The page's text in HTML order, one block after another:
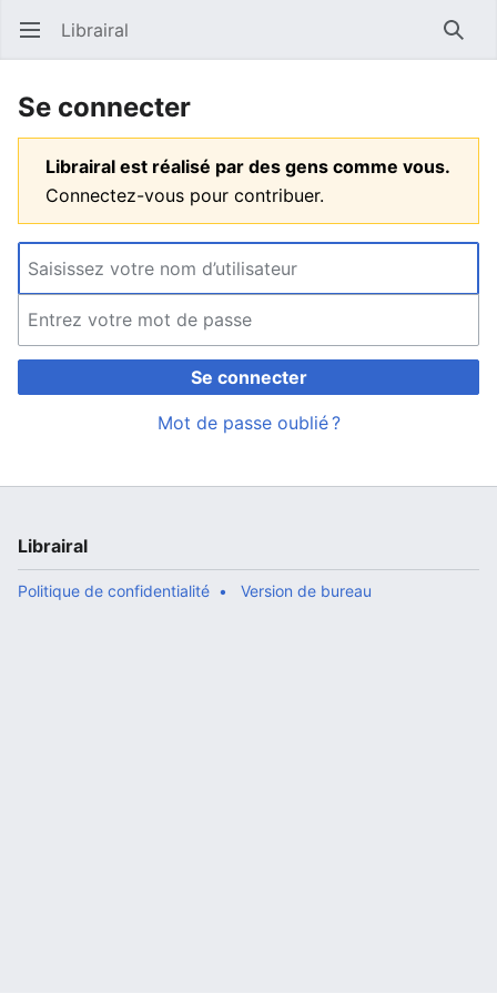
Ouvrir le menu principal Librairal
Se connecter
Librairal est réalisé par des gens comme vous.
Connectez-vous pour contribuer.
Se connecter
Mot de passe oublié ?
Librairal
Politique de confidentialité Version de bureau